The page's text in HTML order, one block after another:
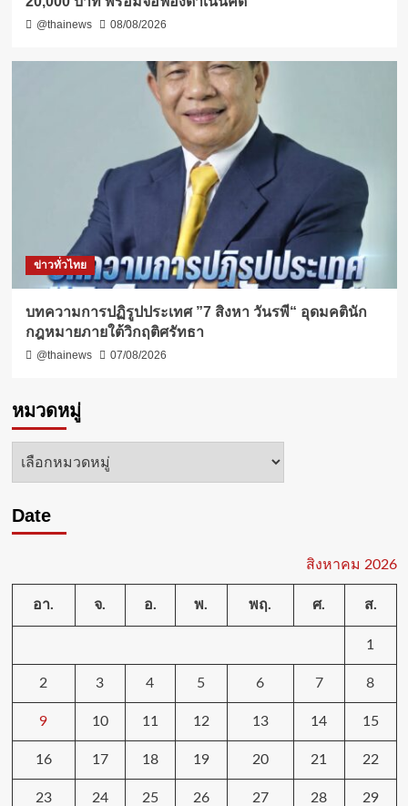
@thainews 08/08/2026
ข่าวทั่วไทย
บทความการปฏิรูปประเทศ ”7 สิงหา วันรพี“ อุดมคตินัก
กฎหมายภายใต้วิกฤติศรัทธา
@thainews 07/08/2026
หมวดหมู่
หมวด
Date
สิงหาคม 2026
อา. จ. อ. พ. พฤ. ศ. ส.
1
2 3 4 5 6 7 8
9 10 11 12 13 14 15
16 17 18 19 20 21 22
23 24 25 26 27 28 29